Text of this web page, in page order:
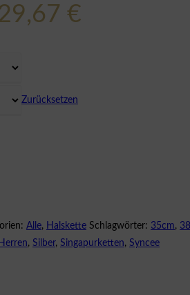
€
Zurücksetzen
Alle, Halskette Schlagwörter: 35cm,
Herren, Silber, Singapurketten, Syncee